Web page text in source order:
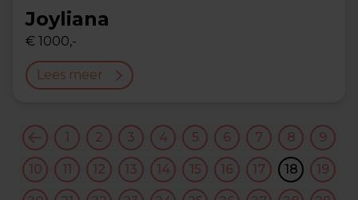
Joyliana
€ 1000,-
Lees meer
1 2 3 4 5 6 7 8 9
10 11 12 13 14 15 16 17 18 19